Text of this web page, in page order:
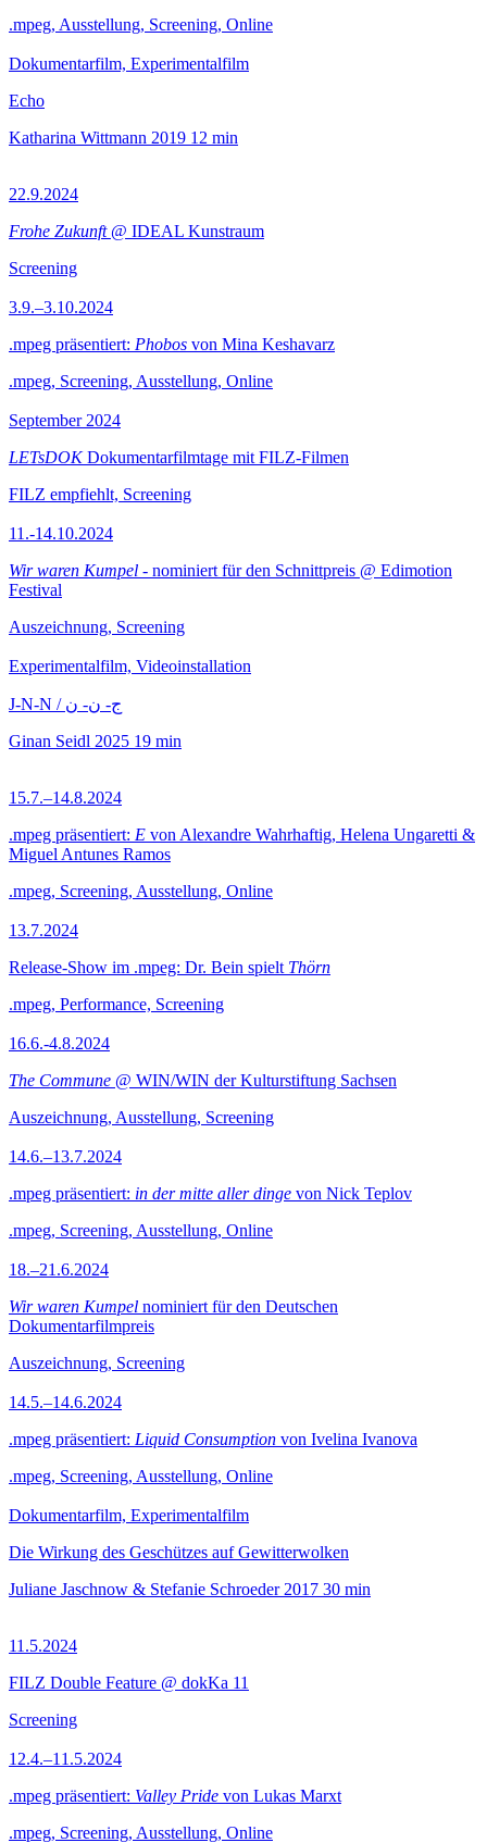
.mpeg, Ausstellung, Screening, Online
Dokumentarfilm, Experimentalfilm
Echo
Katharina Wittmann 2019 12 min
22.9.2024
Frohe Zukunft@ IDEAL Kunstraum
Screening
3.9.–3.10.2024
.mpeg präsentiert: Phobos von Mina Keshavarz
.mpeg, Screening, Ausstellung, Online
September 2024
LETsDOKDokumentarfilmtage mit FILZ-Filmen
FILZ empfiehlt, Screening
11.-14.10.2024
Wir waren Kumpel - nominiert für den Schnittpreis @ Edimotion
Festival
Auszeichnung, Screening
Experimentalfilm, Videoinstallation
J-N-N / ج- ن- ن
Ginan Seidl 2025 19 min
15.7.–14.8.2024
.mpeg präsentiert: E von Alexandre Wahrhaftig, Helena Ungaretti &
Miguel Antunes Ramos
.mpeg, Screening, Ausstellung, Online
13.7.2024
Release-Show im .mpeg: Dr. Bein spielt Thörn
.mpeg, Performance, Screening
16.6.-4.8.2024
The Commune @ WIN/WIN der Kulturstiftung Sachsen
Auszeichnung, Ausstellung, Screening
14.6.–13.7.2024
.mpeg präsentiert: in der mitte aller dinge von Nick Teplov
.mpeg, Screening, Ausstellung, Online
18.–21.6.2024
Wir waren Kumpel nominiert für den Deutschen
Dokumentarfilmpreis
Auszeichnung, Screening
14.5.–14.6.2024
.mpeg präsentiert: Liquid Consumption von Ivelina Ivanova
.mpeg, Screening, Ausstellung, Online
Dokumentarfilm, Experimentalfilm
Die Wirkung des Geschützes auf Gewitterwolken
Juliane Jaschnow & Stefanie Schroeder 2017 30 min
11.5.2024
FILZ Double Feature @ dokKa 11
Screening
12.4.–11.5.2024
.mpeg präsentiert: Valley Pride von Lukas Marxt
.mpeg, Screening, Ausstellung, Online